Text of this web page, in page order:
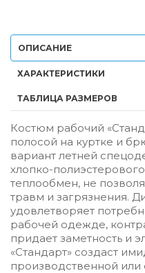
ОПИСАНИЕ
ХАРАКТЕРИСТИКИ
ТАБЛИЦА РАЗМЕРОВ
Костюм рабочий
полосой на куртке и
вариант летней
хлопко-
теплообмен, не
травм и загрязнения.
удовлетворяет
рабочей одежде,
придает заметность и
«Стандарт» создаст
производственной